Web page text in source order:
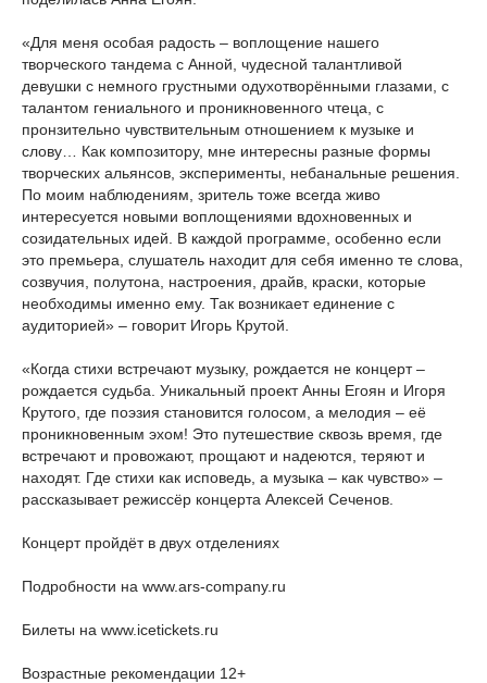
«Для меня особая радость – воплощение нашего
творческого тандема с Анной, чудесной талантливой
девушки с немного грустными одухотворёнными глазами, с
талантом гениального и проникновенного чтеца, с
пронзительно чувствительным отношением к музыке и
слову… Как композитору, мне интересны разные формы
творческих альянсов, эксперименты, небанальные решения.
По моим наблюдениям, зритель тоже всегда живо
интересуется новыми воплощениями вдохновенных и
созидательных идей. В каждой программе, особенно если
это премьера, слушатель находит для себя именно те слова,
созвучия, полутона, настроения, драйв, краски, которые
необходимы именно ему. Так возникает единение с
аудиторией» – говорит Игорь Крутой.
«Когда стихи встречают музыку, рождается не концерт –
рождается судьба. Уникальный проект Анны Егоян и Игоря
Крутого, где поэзия становится голосом, а мелодия – её
проникновенным эхом! Это путешествие сквозь время, где
встречают и провожают, прощают и надеются, теряют и
находят. Где стихи как исповедь, а музыка – как чувство» –
рассказывает режиссёр концерта Алексей Сеченов.
Концерт пройдёт в двух отделениях
Подробности на www.ars-company.ru
Билеты на www.icetickets.ru
Возрастные рекомендации 12+